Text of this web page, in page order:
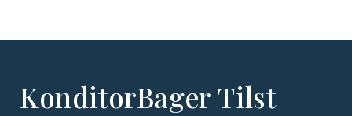
KonditorBager Tilst